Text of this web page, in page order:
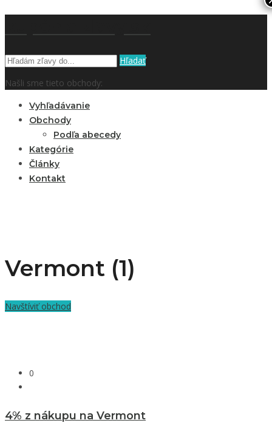
Hľadať
Našli sme tieto obchody:
Vyhľadávanie
Obchody
Podľa abecedy
Kategórie
Články
Kontakt
Vermont (1)
Navštíviť obchod
0
4% z nákupu na Vermont